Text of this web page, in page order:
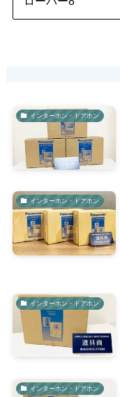
インターホン・ドアホン
インターホン・ドアホン
インターホン・ドアホン
インターホン・ドアホン